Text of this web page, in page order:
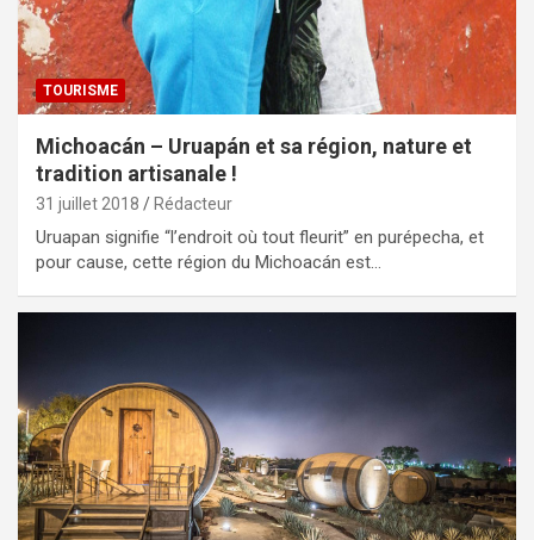
TOURISME
Michoacán – Uruapán et sa région, nature et
tradition artisanale !
31 juillet 2018 Rédacteur
Uruapan signifie “l’endroit où tout fleurit” en purépecha, et
pour cause, cette région du Michoacán est…